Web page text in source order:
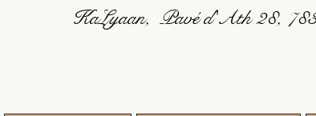
KaLyaan, Pavé d'Ath 28,